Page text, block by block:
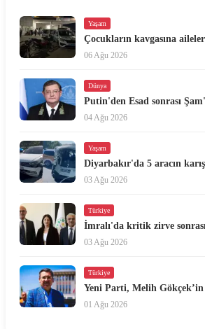
Yaşam
Çocukların kavgasına
06 Ağu 2026
Dünya
Putin'den Esad sonrası
04 Ağu 2026
Yaşam
Diyarbakır'da 5 aracın
03 Ağu 2026
Türkiye
İmralı'da kritik zirve
03 Ağu 2026
Türkiye
Yeni Parti, Melih Gökçek’in
01 Ağu 2026